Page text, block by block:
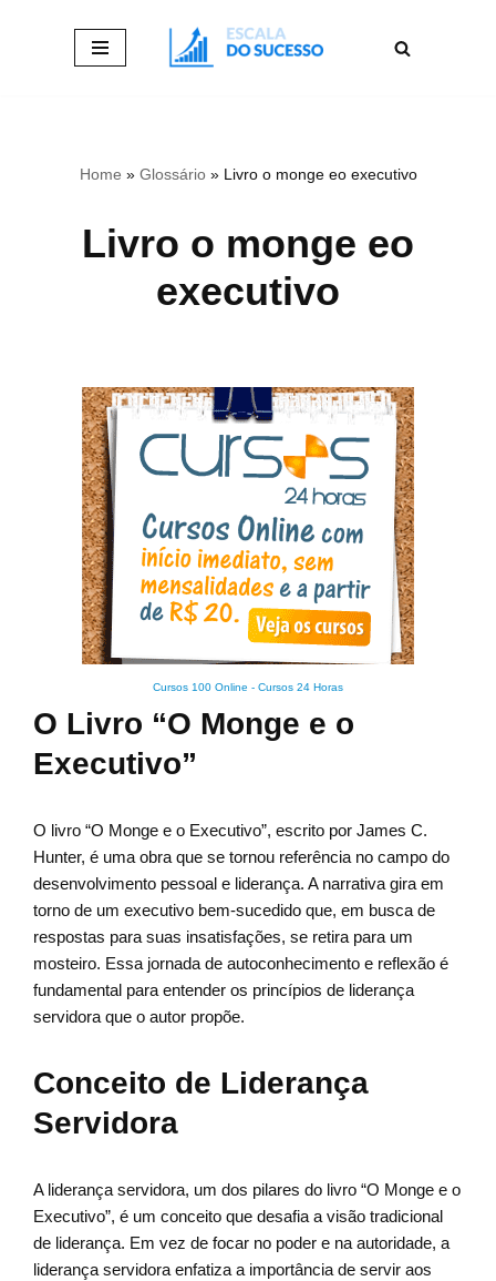
Home » Glossário» Livro o monge eo executivo
Livro o monge eo
executivo
Cursos 100 Online - Cursos 24 Horas
O Livro “O Monge e o
Executivo”
O livro “O Monge e o Executivo”, escrito por James C.
Hunter, é uma obra que se tornou referência no campo do
desenvolvimento pessoal e liderança. A narrativa gira em
torno de um executivo bem-sucedido que, em busca de
respostas para suas insatisfações, se retira para um
mosteiro. Essa jornada de autoconhecimento e reflexão é
fundamental para entender os princípios de liderança
servidora que o autor propõe.
Conceito de Liderança
Servidora
A liderança servidora, um dos pilares do livro “O Monge e o
Executivo”, é um conceito que desafia a visão tradicional
de liderança. Em vez de focar no poder e na autoridade, a
liderança servidora enfatiza a importância de servir aos